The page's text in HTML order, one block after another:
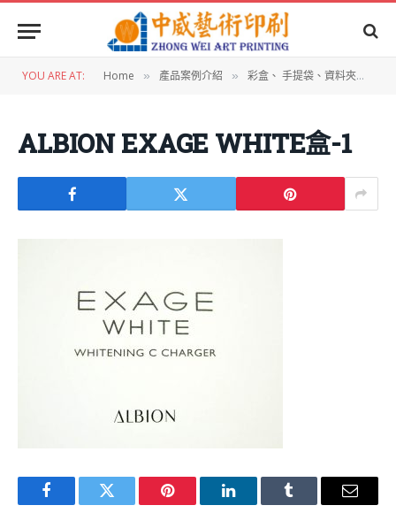
YOU ARE AT: Home » 產品案例介紹 » 彩盒、 手提袋、資料夾設計
ALBION EXAGE WHITE盒-1
FacebookTwitter Pinterest LinkedInTumblr Email